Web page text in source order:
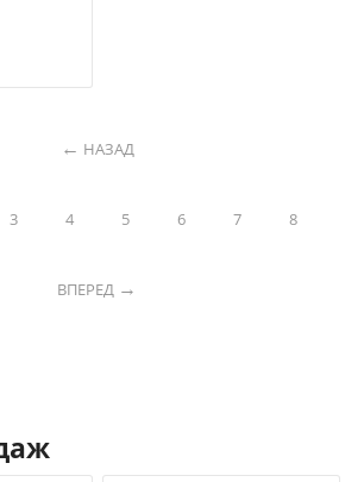
НАЗАД
3 4 5 6 7 8
ВПЕРЕД